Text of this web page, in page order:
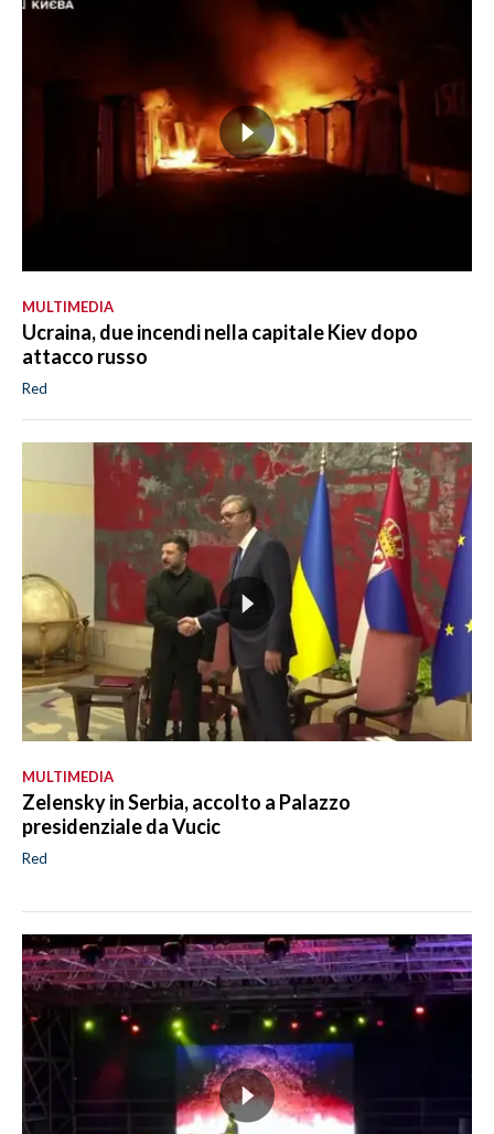
MULTIMEDIA
Ucraina, due incendi nella capitale Kiev dopo
attacco russo
Red
MULTIMEDIA
Zelensky in Serbia, accolto a Palazzo
presidenziale da Vucic
Red